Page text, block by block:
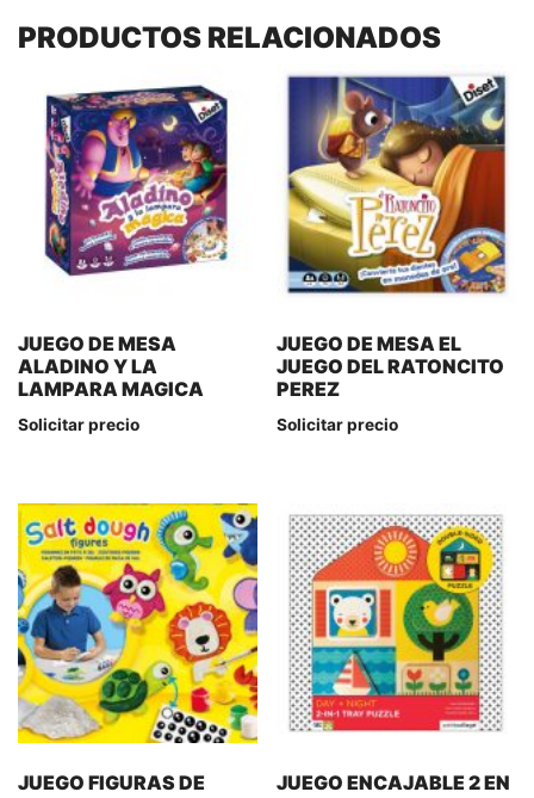
PRODUCTOS RELACIONADOS
JUEGO DE MESA
ALADINO Y LA
LAMPARA MAGICA
Solicitar precio
JUEGO DE MESA EL
JUEGO DEL RATONCITO
PEREZ
Solicitar precio
JUEGO FIGURAS DE
JUEGO ENCAJABLE 2 EN